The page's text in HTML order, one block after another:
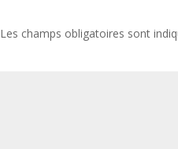
Les champs obligatoires sont